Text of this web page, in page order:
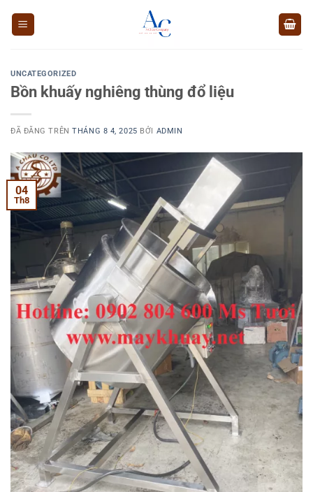
UNCATEGORIZED
Bồn khuấy nghiêng thùng đổ liệu
ĐÃ ĐĂNG TRÊNTHÁNG 8 4, 2025 BỞI ADMIN
04
Th8